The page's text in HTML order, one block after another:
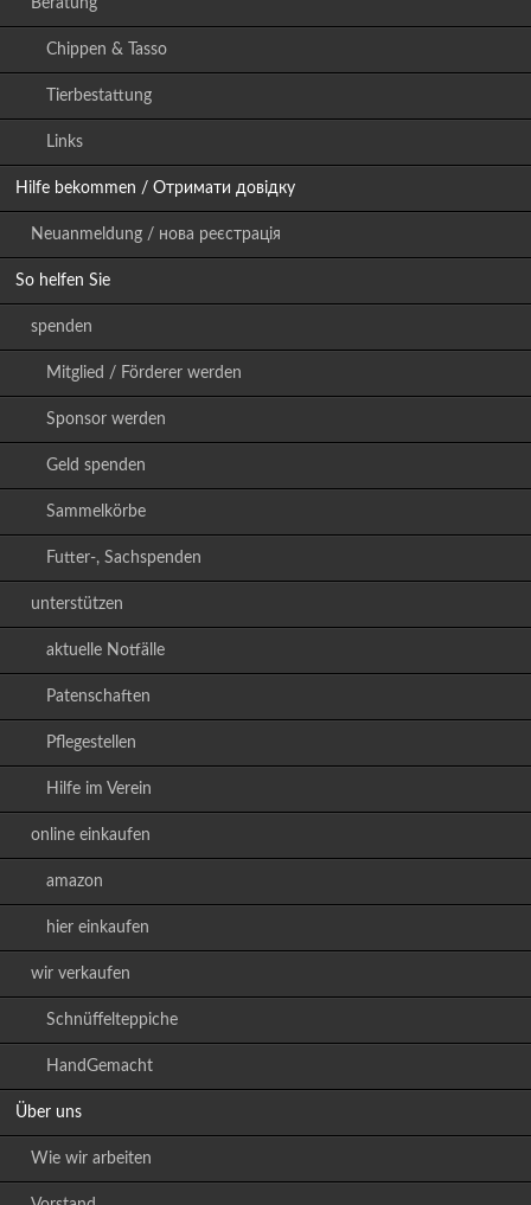
Chippen & Tasso
Tierbestattung
Links
Hilfe bekommen / Отримати довідку
Neuanmeldung / нова реєстрація
So helfen Sie
spenden
Mitglied / Förderer werden
Sponsor werden
Geld spenden
Sammelkörbe
Futter-, Sachspenden
unterstützen
aktuelle Notfälle
Patenschaften
Pflegestellen
Hilfe im Verein
online einkaufen
amazon
hier einkaufen
wir verkaufen
Schnüffelteppiche
HandGemacht
Über uns
Wie wir arbeiten